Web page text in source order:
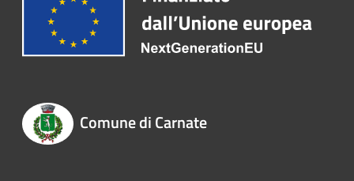
Comune di Carnate